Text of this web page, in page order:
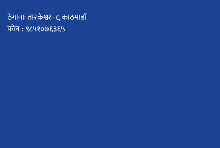
ठेगानाः तारकेश्वर–८, काठमाडौं
फोन : ९८५१०७६३६५